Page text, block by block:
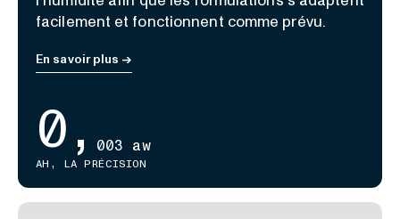
facilement et fonctionnent comme prévu.
En savoir plus →
0, 003 aw
AH, LA PRÉCISION